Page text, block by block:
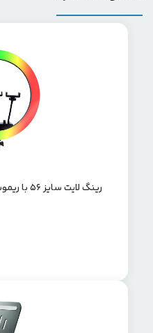
رینگ لایت سایز 56 با ریموت کنترل کیفیت اصلی MJ56